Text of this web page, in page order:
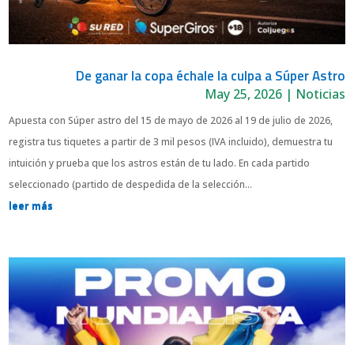
De ganar la copa échale la culpa a Súper Astro
May 25, 2026| Noticias
Apuesta con Súper astro del 15 de mayo de 2026 al 19 de julio de 2026,
registra tus tiquetes a partir de 3 mil pesos (IVA incluido), demuestra tu
intuición y prueba que los astros están de tu lado. En cada partido
seleccionado (partido de despedida de la selección...
leer más